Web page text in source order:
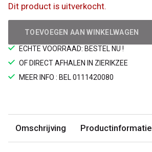
Dit product is uitverkocht.
TOEVOEGEN AAN WINKELWAGEN
ECHTE VOORRAAD: BESTEL NU !
OF DIRECT AFHALEN IN ZIERIKZEE
MEER INFO : BEL 0111420080
Omschrijving Productinformatie